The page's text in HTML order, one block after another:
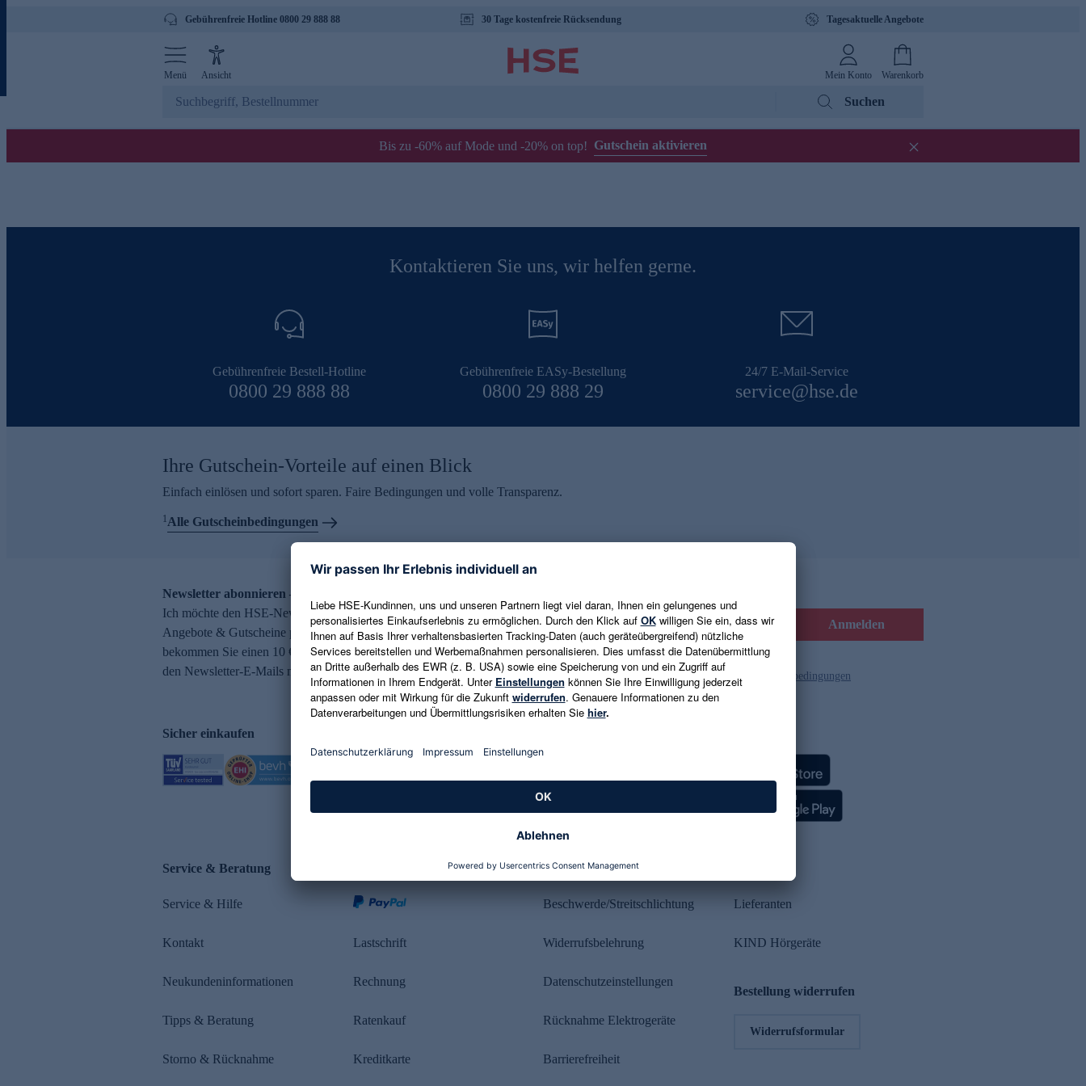
Gebührenfreie Hotline 0800 29 888 88 30 Tage kostenfreie Rücksendung Tagesaktuelle Angebote
Menü Ansicht Mein Konto Warenkorb
Suchen
Bis zu -60% auf Mode und -20% on top! Gutschein aktivieren
Kontaktieren Sie uns, wir helfen gerne.
Gebührenfreie Bestell-Hotline
0800 29 888 88
Gebührenfreie EASy-Bestellung
0800 29 888 29
24/7 E-Mail-Service
service@hse.de
Ihre Gutschein-Vorteile auf einen Blick
Einfach einlösen und sofort sparen. Faire Bedingungen und volle Transparenz.
1Alle Gutscheinbedingungen
Newsletter abonnieren – 10 € Gutschein erhalten
Ich möchte den HSE-Newsletter abonnieren und aktuelle Trends,
Angebote & Gutscheine per E-Mail erhalten. Als Dankeschön
bekommen Sie einen 10 € Gutschein. Eine Abmeldung ist jederzeit in
den Newsletter-E-Mails möglich.
E-Mail-Adresse eingeben Anmelden
Es gelten die Datenschutzrichtlinien und die Gutscheinbedingungen
Sicher einkaufen
Service & Beratung
Service & Hilfe
Kontakt
Neukundeninformationen
Tipps & Beratung
Storno & Rücknahme
Lastschrift
Rechnung
Ratenkauf
Kreditkarte
Rechtliches
Beschwerde/Streitschlichtung
Widerrufsbelehrung
Datenschutzeinstellungen
Rücknahme Elektrogeräte
Barrierefreiheit
Lieferanten
KIND Hörgeräte
Bestellung widerrufen
Widerrufsformular